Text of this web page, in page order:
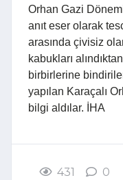
Orhan Gazi
anıt eser olarak
arasında çivisiz
kabukları
birbirlerine
yapılan Karaçalı
bilgi aldılar. İHA
431 0